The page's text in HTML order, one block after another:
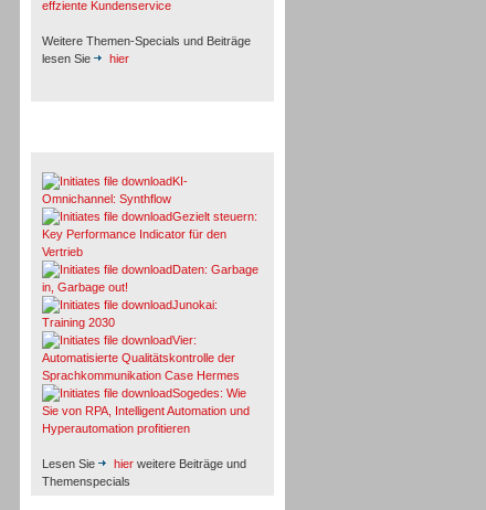
effziente Kundenservice
Weitere Themen-Specials und Beiträge
lesen Sie
hier
KI-
Omnichannel: Synthflow
Gezielt steuern:
Key Performance Indicator für den
Vertrieb
Daten: Garbage
in, Garbage out!
Junokai:
Training 2030
Vier:
Automatisierte Qualitätskontrolle der
Sprachkommunikation Case Hermes
Sogedes: Wie
Sie von RPA, Intelligent Automation und
Hyperautomation profitieren
Lesen Sie hier weitere Beiträge und
Themenspecials